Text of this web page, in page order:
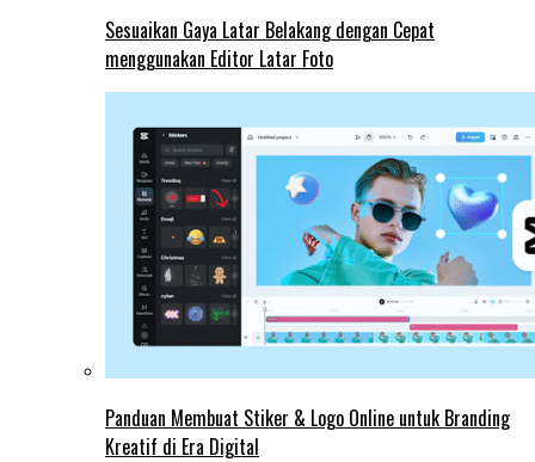
Sesuaikan Gaya Latar Belakang dengan Cepat
menggunakan Editor Latar Foto
Panduan Membuat Stiker & Logo Online untuk Branding
Kreatif di Era Digital